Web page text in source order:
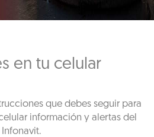
en tu celular
que debes seguir para
información y alertas del
Infonavit.